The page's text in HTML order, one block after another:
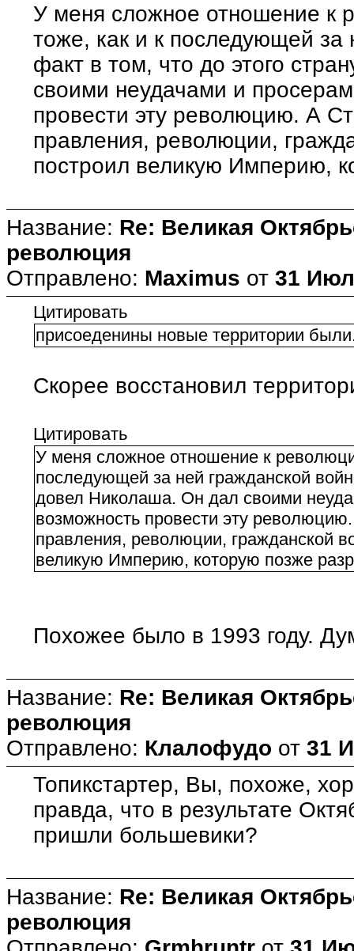
У меня сложное отношение к
тоже, как и к последующей за
факт в том, что до этого
своими неудачами и
провести эту революцию. А
правления, революции,
построил великую Империю,
Название: Re: Великая
революция
Отправлено: Maximus от 31
Цитировать
присоеденины новые территории
Скорее восстановил
Цитировать
У меня сложное отношение к
последующей за ней гражданской
довел Николаша. Он дал своими
возможность провести эту
правления, революции, гражданской
великую Империю, которую позже
Похожее было в 1993 году.
Название: Re: Великая
революция
Отправлено: Клалофудо от 31
Топикстартер, Вы, похоже,
правда, что в результате
пришли большевики?
Название: Re: Великая
революция